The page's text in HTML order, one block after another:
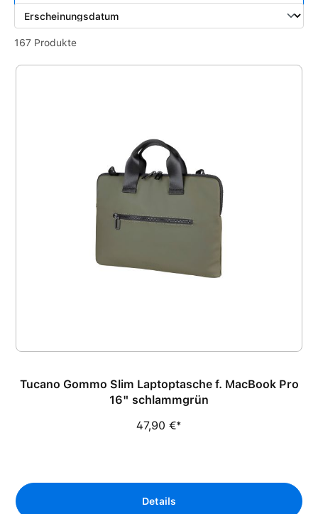
167 Produkte
Tucano Gommo Slim Laptoptasche f. MacBook Pro
16" schlammgrün
47,90 €*
Details